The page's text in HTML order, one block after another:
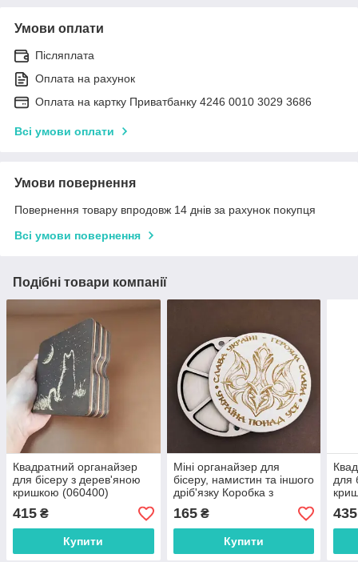
Умови оплати
Післяплата
Оплата на рахунок
Оплата на картку Приватбанку 4246 0010 3029 3686
Всі умови оплати
Умови повернення
Повернення товару впродовж 14 днів за рахунок покупця
Всі умови повернення
Подібні товари компанії
Квадратний органайзер
для бісеру з дерев'яною
кришкою (060400)
415 ₴
Купити
Міні органайзер для
бісеру, намистин та іншого
дріб'язку Коробка з
дерев'яною кришкою
(060315)
165₴
Купити
для
435